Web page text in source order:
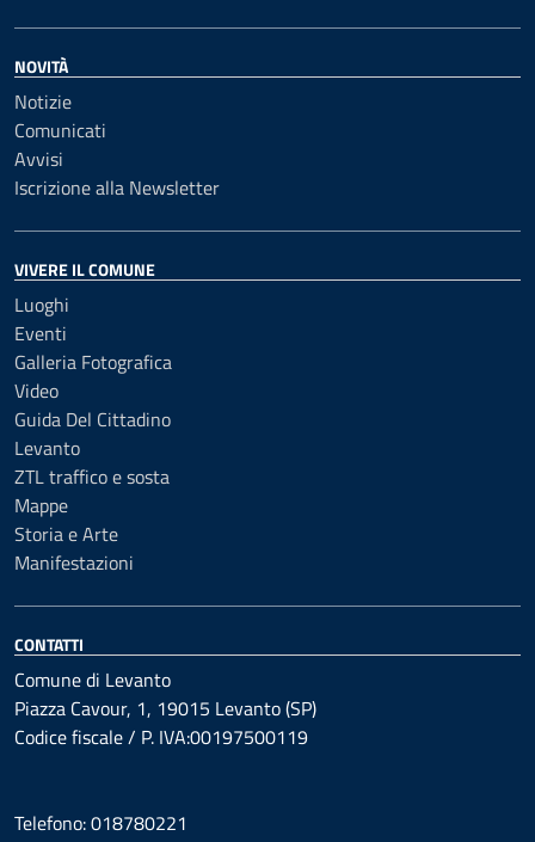
NOVITÀ
Notizie
Comunicati
Avvisi
Iscrizione alla Newsletter
VIVERE IL COMUNE
Luoghi
Eventi
Galleria Fotografica
Video
Guida Del Cittadino
Levanto
ZTL traffico e sosta
Mappe
Storia e Arte
Manifestazioni
CONTATTI
Comune di Levanto
Piazza Cavour, 1, 19015 Levanto (SP)
Codice fiscale / P. IVA:00197500119
Telefono: 018780221